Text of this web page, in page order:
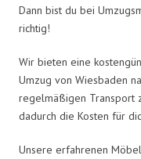
Dann bist du bei
richtig!
Wir bieten eine
Umzug von Wiesbaden
regelmäßigen Transport
dadurch die Kosten für
Unsere erfahrenen